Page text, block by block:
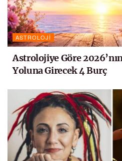
ASTROLOJI
Astrolojiye Göre
Yoluna Girecek 4 Burç